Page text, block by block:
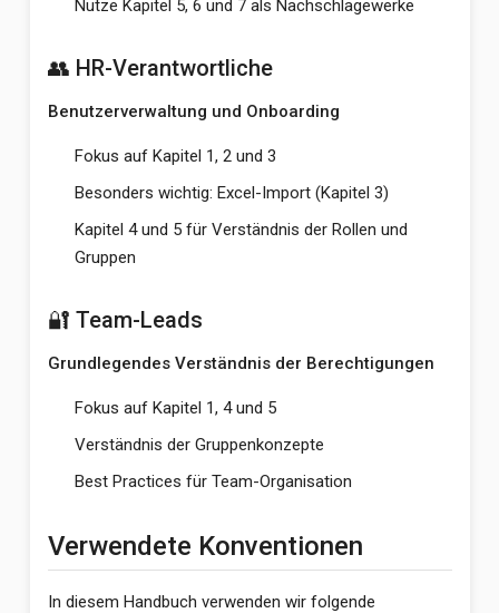
Nutze Kapitel 5, 6 und 7 als Nachschlagewerke
👥 HR-Verantwortliche
Benutzerverwaltung und Onboarding
Fokus auf Kapitel 1, 2 und 3
Besonders wichtig: Excel-Import (Kapitel 3)
Kapitel 4 und 5 für Verständnis der Rollen und
Gruppen
🔐 Team-Leads
Grundlegendes Verständnis der Berechtigungen
Fokus auf Kapitel 1, 4 und 5
Verständnis der Gruppenkonzepte
Best Practices für Team-Organisation
Verwendete Konventionen
In diesem Handbuch verwenden wir folgende